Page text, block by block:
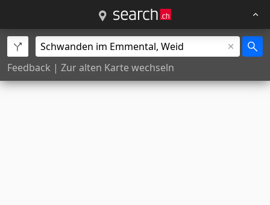
Feedback | Zur alten Karte wechseln